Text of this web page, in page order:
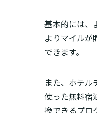
基本的には、
よりマイルが
できます。
また、ホテ
使った無料宿
換できるプロ